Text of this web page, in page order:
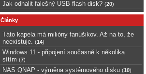
Jak odhalit falešný USB flash disk? (20)
Články
Táto kapela má milióny fanúšikov. Až na to, že
neexistuje.
(14)
Windows 11 - připojení současně k několika
sítím (7)
NAS QNAP - výměna systémového disku (10)